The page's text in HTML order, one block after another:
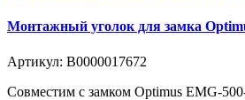
Монтажный уголок для замка
Артикул: В0000017672
Совместим с замком Optimus EMG-